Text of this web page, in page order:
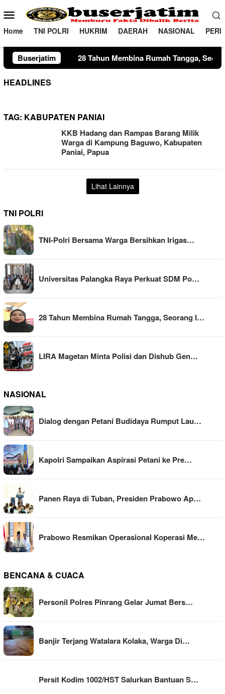
ke
konten
Menu
Mobile
Home TNI POLRI HUKRIM DAERAH NASIONAL
Buserjatim
28 Tahun Membina Rumah Tangga, Seorang Ibu Lima Anak
HEADLINES
TAG: KABUPATEN PANIAI
KKB Hadang dan Rampas Barang Milik
Warga di Kampung Baguwo, Kabupaten
Paniai, Papua
Lihat Lainnya
TNI POLRI
TNI-Polri Bersama Warga Bersihkan Irigas…
Universitas Palangka Raya Perkuat SDM Po…
28 Tahun Membina Rumah Tangga, Seorang I…
LIRA Magetan Minta Polisi dan Dishub Gen…
NASIONAL
Dialog dengan Petani Budidaya Rumput Lau…
Kapolri Sampaikan Aspirasi Petani ke Pre…
Panen Raya di Tuban, Presiden Prabowo Ap…
Prabowo Resmikan Operasional Koperasi Me…
BENCANA & CUACA
Personil Polres Pinrang Gelar Jumat Bers…
Banjir Terjang Watalara Kolaka, Warga Di…
Persit Kodim 1002/HST Salurkan Bantuan S…